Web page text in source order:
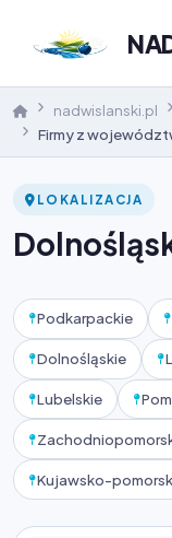
nadwislanski.pl
Firmy z
LOKALIZACJA
Podkarpackie
Dolnośląskie
Lubelskie
Kujawsko-